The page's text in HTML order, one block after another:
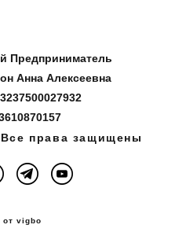
Предприниматель
Анна Алексеевна
права защищены
от vigbo